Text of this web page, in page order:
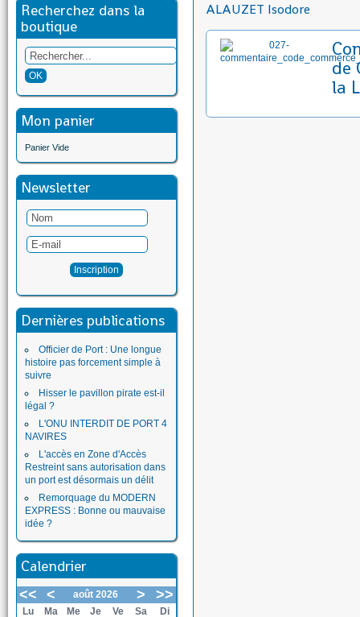
Recherchez dans la
boutique
Mon panier
Panier Vide
Newsletter
Dernières publications
Officier de Port : Une longue
histoire pas forcement simple à
suivre
Hisser le pavillon pirate est-il
légal ?
L'ONU INTERDIT DE PORT 4
NAVIRES
L'accès en Zone d'Accès
Restreint sans autorisation dans
un port est désormais un délit
Remorquage du MODERN
EXPRESS : Bonne ou mauvaise
idée ?
Calendrier
<< < août 2026 > >>
Lu Ma Me Je Ve Sa
Di
ALAUZET Isodore
de
la